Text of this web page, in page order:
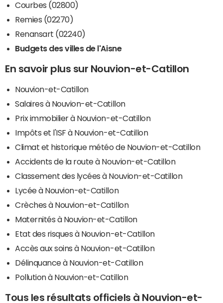
Courbes (02800)
Remies (02270)
Renansart (02240)
Budgets des villes de l'Aisne
En savoir plus sur Nouvion-et-Catillon
Nouvion-et-Catillon
Salaires à Nouvion-et-Catillon
Prix immobilier à Nouvion-et-Catillon
Impôts et l'ISF à Nouvion-et-Catillon
Climat et historique météo de Nouvion-et-Catillon
Accidents de la route à Nouvion-et-Catillon
Classement des lycées à Nouvion-et-Catillon
Lycée à Nouvion-et-Catillon
Crèches à Nouvion-et-Catillon
Maternités à Nouvion-et-Catillon
Etat des risques à Nouvion-et-Catillon
Accès aux soins à Nouvion-et-Catillon
Délinquance à Nouvion-et-Catillon
Pollution à Nouvion-et-Catillon
Tous les résultats officiels à Nouvion-et-